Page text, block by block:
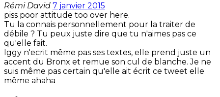
Rémi David 7 janvier 2015
piss poor attitude too over here.
Tu la connais personnellement pour la traiter de
débile ? Tu peux juste dire que tu n'aimes pas ce
qu'elle fait.
Iggy n'ecrit même pas ses textes, elle prend juste un
accent du Bronx et remue son cul de blanche. Je ne
suis même pas certain qu'elle ait écrit ce tweet elle
même ahaha